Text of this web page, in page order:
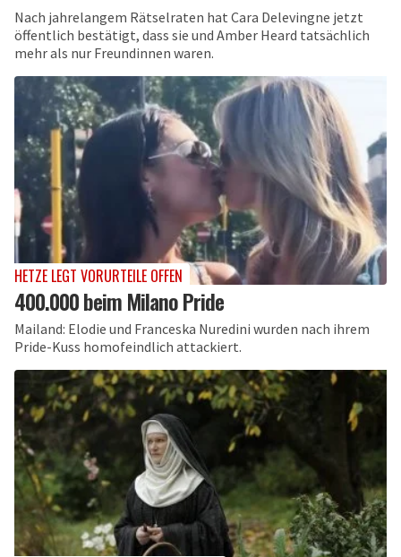
Nach jahrelangem Rätselraten hat Cara Delevingne jetzt
öffentlich bestätigt, dass sie und Amber Heard tatsächlich
mehr als nur Freundinnen waren.
HETZE LEGT VORURTEILE OFFEN
400.000 beim Milano Pride
Mailand: Elodie und Franceska Nuredini wurden nach ihrem
Pride-Kuss homofeindlich attackiert.